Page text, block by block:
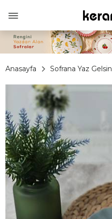
Anasayfa Sofrana Yaz Gelsin